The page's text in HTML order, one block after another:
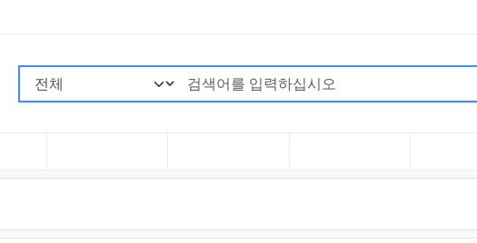
검색어 필수